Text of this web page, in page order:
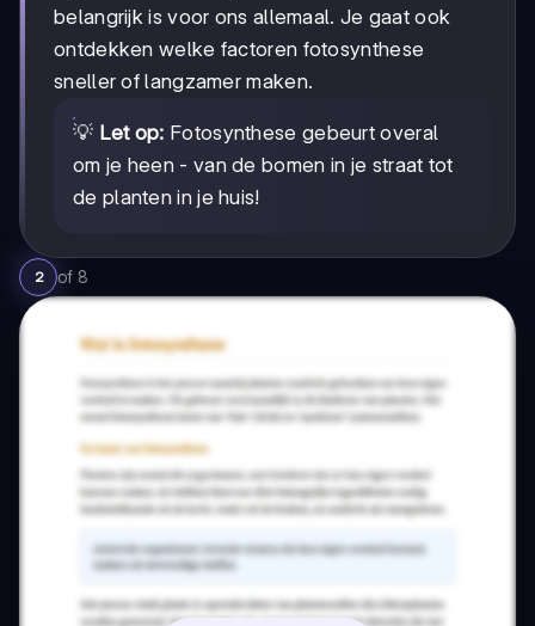
belangrijk is voor ons allemaal. Je gaat ook
ontdekken welke factoren fotosynthese
sneller of langzamer maken.
💡 Let op: Fotosynthese gebeurt overal
om je heen - van de bomen in je straat tot
de planten in je huis!
2 of 8